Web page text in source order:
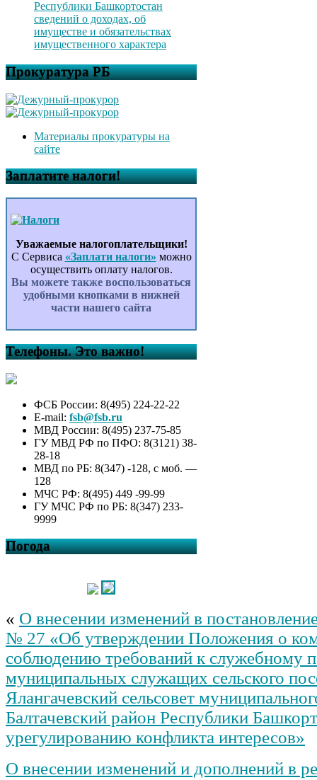
Республики Башкортостан
сведений о доходах, об
имуществе и обязательствах
имущественного характера
Прокуратура РБ
Материалы прокуратуры на
сайте
Заплатите налоги!
Уважаемые налогоплательщики!
С Сервиса «Заплати налоги» можно
осуществить оплату налогов.
Вы можете также воспользоваться
удобными кнопками в нижней
части нашего сайта
Телефоны. Это важно!
ФСБ России: 8(495) 224-22-22
E-mail: fsb@fsb.ru
МВД России: 8(495) 237-75-85
ГУ МВД РФ по ПФО: 8(3121) 38-
28-18
МВД по РБ: 8(347) -128, с моб. —
128
МЧС РФ: 8(495) 449 -99-99
ГУ МЧС РФ по РБ: 8(347) 233-
9999
Погода
« О внесении изменений в
№ 27 «Об утверждении Положения о
соблюдению требований к служебному
муниципальных служащих сельского
Ялангачевский сельсовет
Балтачевский район Республики
урегулированию конфликта интересов»
О внесении изменений и дополнений в